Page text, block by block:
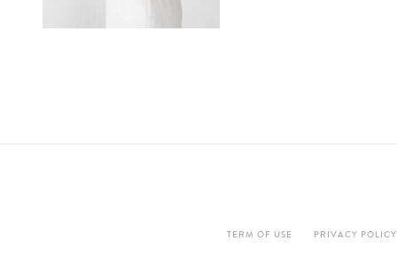
TERM OF USE PRIVACY POLICY